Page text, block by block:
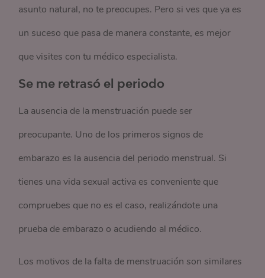
asunto natural, no te preocupes. Pero si ves que ya es
un suceso que pasa de manera constante, es mejor
que visites con tu médico especialista.
Se me retrasó el periodo
La ausencia de la menstruación puede ser
preocupante. Uno de los primeros signos de
embarazo es la ausencia del periodo menstrual. Si
tienes una vida sexual activa es conveniente que
compruebes que no es el caso, realizándote una
prueba de embarazo o acudiendo al médico.
Los motivos de la falta de menstruación son similares